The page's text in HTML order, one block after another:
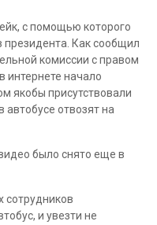
с помощью которого
Как сообщил
комиссии с правом
начало
якобы присутствовали
отвозят на
было снято еще в
сотрудников
и увезти не